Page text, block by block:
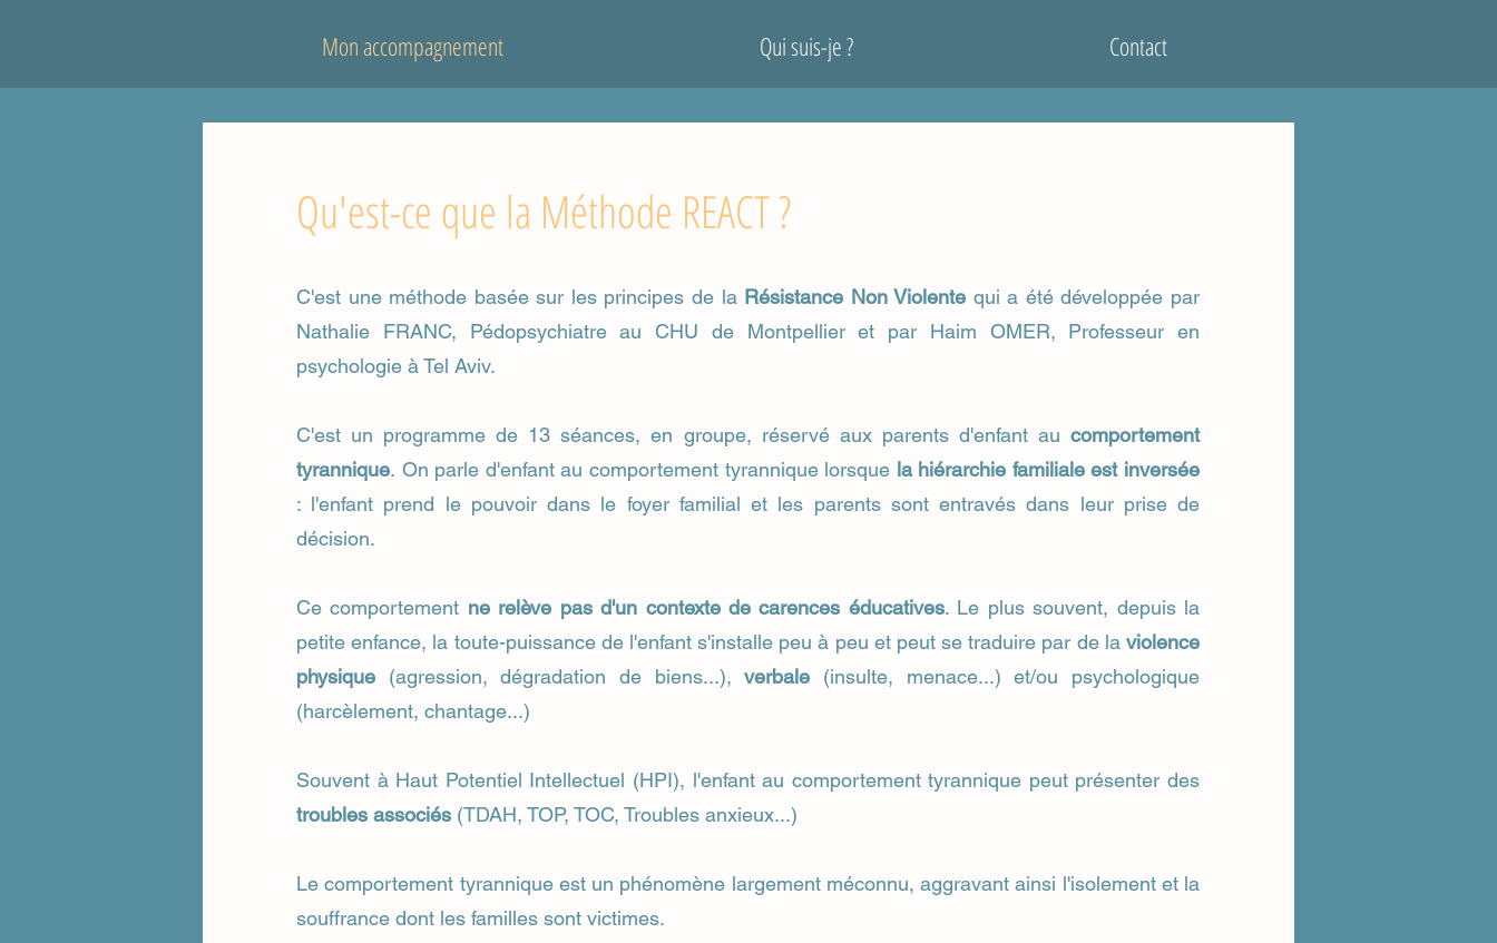
Mon accompagnement Qui suis-je ? Contact
Qu'est-ce que la Méthode REACT ?
C'est une méthode basée sur les principes de la Résistance Non Violente qui a été développée par
Nathalie FRANC, Pédopsychiatre au CHU de Montpellier et par Haim OMER, Professeur en
psychologie à Tel Aviv.
C'est un programme de 13 séances, en groupe, réservé aux parents d'enfant au comportement
tyrannique. On parle d'enfant au comportement tyrannique lorsque la hiérarchie familiale est inversée
: l'enfant prend le pouvoir dans le foyer familial et les parents sont entravés dans leur prise de
décision.
Ce comportement ne relève pas d'un contexte de carences éducatives. Le plus souvent, depuis la
petite enfance, la toute-puissance de l'enfant s'installe peu à peu et peut se traduire par de laviolence
physique (agression, dégradation de biens...), verbale (insulte, menace...) et/ou psychologique
(harcèlement, chantage...)
Souvent à Haut Potentiel Intellectuel (HPI), l'enfant au comportement tyrannique peut présenter des
troubles associés (TDAH, TOP, TOC, Troubles anxieux...)
Le comportement tyrannique est un phénomène largement méconnu, aggravant ainsi l'isolement et la
souffrance dont les familles sont victimes.​